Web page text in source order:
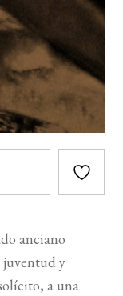
anciano
juventud y
a una